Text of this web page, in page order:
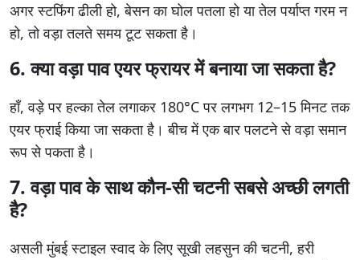
अगर स्टफिंग ढीली हो, बेसन का घोल पतला हो या तेल पर्याप्त गरम न
हो, तो वड़ा तलते समय टूट सकता है।
6. क्या वड़ा पाव एयर फ्रायर में बनाया जा सकता है?
हाँ, वड़े पर हल्का तेल लगाकर 180°C पर लगभग 12–15 मिनट तक
एयर फ्राई किया जा सकता है। बीच में एक बार पलटने से वड़ा समान
रूप से पकता है।
7. वड़ा पाव के साथ कौन-सी चटनी सबसे अच्छी लगती
है?
असली मुंबई स्टाइल स्वाद के लिए सूखी लहसुन की चटनी, हरी